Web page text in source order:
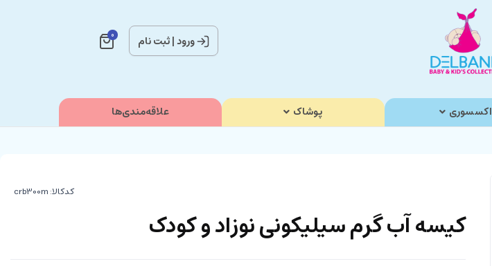
ورود|ثبت نام 0
اکسسوری پوشاک علاقه‌مندی‌ها
کدکالا:
کیسه آب گرم سیلیکونی نوزاد و کودک